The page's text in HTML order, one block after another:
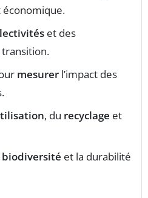
économique.
et des
transition.
mesurer l’impact des
, du recyclage et
biodiversité et la durabilité